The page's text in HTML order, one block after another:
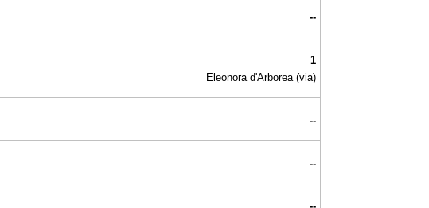
--
1
Eleonora d'Arborea (via)
--
--